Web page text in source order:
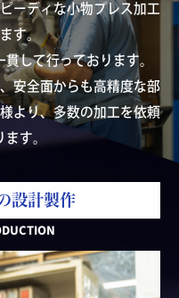
ーディな小物プレス加工
す。
して行っております。
安全面からも高精度な部
より、多数の加工を依頼
す。
設計製作